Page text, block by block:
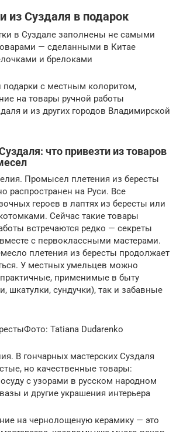
из Суздаля в подарок
в Суздале заполнены не самыми
— сделанными в Китае
и брелоками
подарки с местным колоритом,
на товары ручной работы
и из других городов Владимирской
что привезти из товаров
Промысел плетения из бересты
распространен на Руси. Все
героев в лаптях из бересты или
Сейчас такие товары
встречаются редко — секреты
с первоклассными мастерами.
плетения из бересты продолжает
У местных умельцев можно
практичные, применимые в быту
шкатулки, сундучки), так и забавные
Tatiana Dudarenko
В гончарных мастерских Суздаля
но качественные товары:
с узорами в русском народном
и другие украшения интерьера
на чернолощеную керамику — это